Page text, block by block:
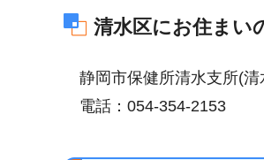
清水区にお住まい
静岡市保健所清水支所(
電話：054-354-2153